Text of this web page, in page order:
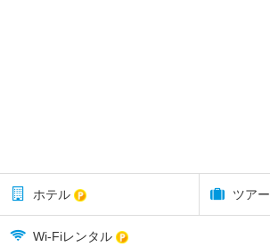
ホテル ツアー
Wi-Fiレンタル